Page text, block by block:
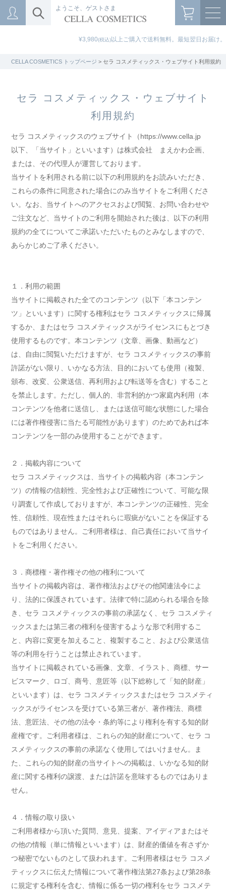
ようこそ、ゲストさま
¥3,980(税込)以上ご購入で送料無料。最短翌日お届け。
CELLA COSMETICS トップページ > セラ コスメティックス・ウェブサイト利用規約
セラ コスメティックス・ウェブサイト
利用規約
セラ コスメティックスのウェブサイト（https://www.cella.jp
以下、「当サイト」といいます）は株式会社 まえかわ企画、
または、その代理人が運営しております。
当サイトを利用される前に以下の利用規約をお読みいただき、
これらの条件に同意された場合にのみ当サイトをご利用くださ
い。なお、当サイトへのアクセスおよび閲覧、お問い合わせや
ご注文など、当サイトのご利用を開始された後は、以下の利用
規約の全てについてご承諾いただいたものとみなしますので、
あらかじめご了承ください。
１．利用の範囲
当サイトに掲載された全てのコンテンツ（以下「本コンテン
ツ」といいます）に関する権利はセラ コスメティックスに帰属
するか、またはセラ コスメティックスがライセンスにもとづき
使用するものです。本コンテンツ（文章、画像、動画など）
は、自由に閲覧いただけますが、セラ コスメティックスの事前
許諾がない限り、いかなる方法、目的においても使用（複製、
頒布、改変、公衆送信、再利用および転送等を含む）すること
を禁止します。ただし、個人的、非営利的かつ家庭内利用（本
コンテンツを他者に送信し、または送信可能な状態にした場合
には著作権侵害に当たる可能性があります）のためであれば本
コンテンツを一部のみ使用することができます。
２．掲載内容について
セラ コスメティックスは、当サイトの掲載内容（本コンテン
ツ）の情報の信頼性、完全性および正確性について、可能な限
り調査して作成しておりますが、本コンテンツの正確性、完全
性、信頼性、現在性またはそれらに瑕疵がないことを保証する
ものではありません。ご利用者様は、自己責任において当サイ
トをご利用ください。
３．商標権・著作権その他の権利について
当サイトの掲載内容は、著作権法およびその他関連法令によ
り、法的に保護されています。法律で特に認められる場合を除
き、セラ コスメティックスの事前の承諾なく、セラ コスメティ
ックスまたは第三者の権利を侵害するような形で利用するこ
と、内容に変更を加えること、複製すること、および公衆送信
等の利用を行うことは禁止されています。
当サイトに掲載されている画像、文章、イラスト、商標、サー
ビスマーク、ロゴ、商号、意匠等（以下総称して「知的財産」
といいます）は、セラ コスメティックスまたはセラ コスメティ
ックスがライセンスを受けている第三者が、著作権法、商標
法、意匠法、その他の法令・条約等により権利を有する知的財
産権です。ご利用者様は、これらの知的財産について、セラ コ
スメティックスの事前の承諾なく使用してはいけません。ま
た、これらの知的財産の当サイトへの掲載は、いかなる知的財
産に関する権利の譲渡、または許諾を意味するものではありま
せん。
４．情報の取り扱い
ご利用者様から頂いた質問、意見、提案、アイディアまたはそ
の他の情報（単に情報といいます）は、財産的価値を有さずか
つ秘密でないものとして扱われます。ご利用者様はセラ コスメ
ティックスに伝えた情報について著作権法第27条および第28条
に規定する権利を含む、情報に係る一切の権利をセラ コスメテ